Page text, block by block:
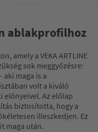
ablakprofilhoz
amely a VEKA ARTLINE
sok meggyőzésre:
aki maga is a
volt a kiváló
Az előlap
biztosította, hogy a
illeszkedjen. Ez
maga után.